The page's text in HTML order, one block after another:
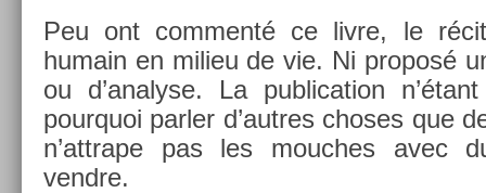
Peu ont com­menté ce livre, le
humain en milieu de vie. Ni pro­posé
ou d’analyse. La pub­lica­tion
pour­quoi parl­er d’aut­res choses que
n’attrape pas les mouc­hes avec
vendre.